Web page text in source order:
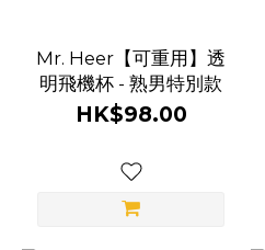
Mr. Heer【可重用】透
明飛機杯 - 熟男特別款
HK$98.00